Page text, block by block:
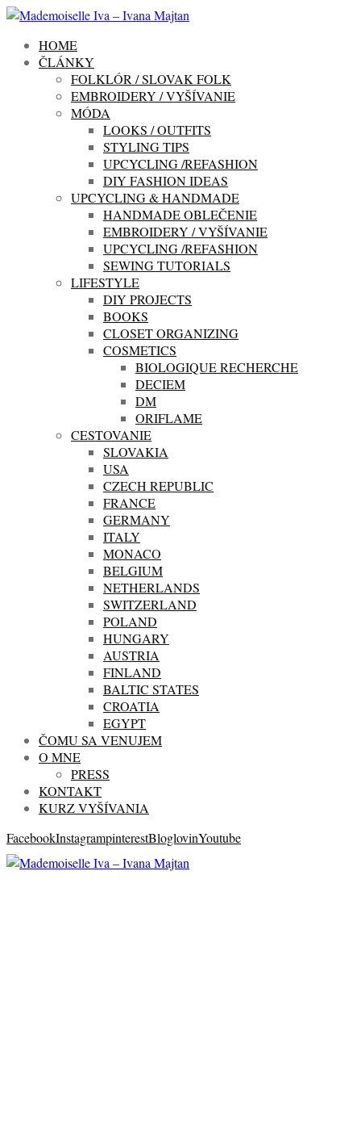
HOME
ČLÁNKY
FOLKLÓR / SLOVAK FOLK
EMBROIDERY / VYŠÍVANIE
MÓDA
LOOKS / OUTFITS
STYLING TIPS
UPCYCLING /REFASHION
DIY FASHION IDEAS
UPCYCLING & HANDMADE
HANDMADE OBLEČENIE
EMBROIDERY / VYŠÍVANIE
UPCYCLING /REFASHION
SEWING TUTORIALS
LIFESTYLE
DIY PROJECTS
BOOKS
CLOSET ORGANIZING
COSMETICS
BIOLOGIQUE RECHERCHE
DECIEM
DM
ORIFLAME
CESTOVANIE
SLOVAKIA
USA
CZECH REPUBLIC
FRANCE
GERMANY
ITALY
MONACO
BELGIUM
NETHERLANDS
SWITZERLAND
POLAND
HUNGARY
AUSTRIA
FINLAND
BALTIC STATES
CROATIA
EGYPT
ČOMU SA VENUJEM
O MNE
PRESS
KONTAKT
KURZ VYŠÍVANIA
FacebookInstagrampinterestBloglovinYoutube